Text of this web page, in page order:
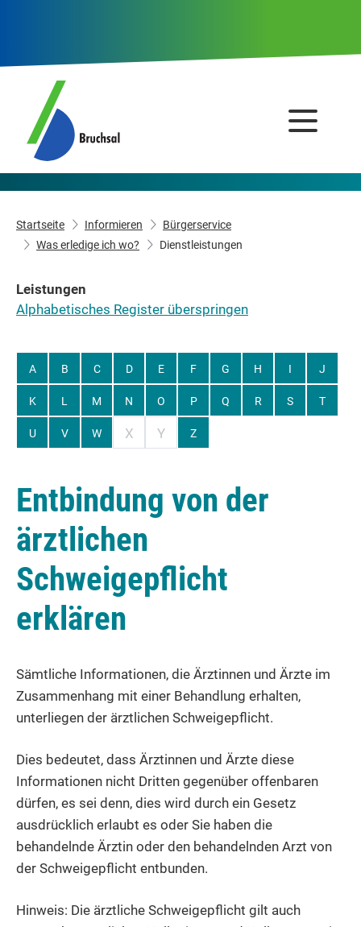
Startseite Informieren
Bürgerservice
Was erledige ich wo?
Dienstleistungen
Leistungen
Alphabetisches Register überspringen
A B C D E F G H I J
K L M N O P Q R S T
U V W X Y Z
Entbindung von der
ärztlichen
Schweigepflicht
erklären
Sämtliche Informationen, die Ärztinnen und Ärzte im
Zusammenhang mit einer Behandlung erhalten,
unterliegen der ärztlichen Schweigepflicht.
Dies bedeutet, dass Ärztinnen und Ärzte diese
Informationen nicht Dritten gegenüber offenbaren
dürfen, es sei denn, dies wird durch ein Gesetz
ausdrücklich erlaubt es oder Sie haben die
behandelnde Ärztin oder den behandelnden Arzt von
der Schweigepflicht entbunden.
Hinweis: Die ärztliche Schweigepflicht gilt auch